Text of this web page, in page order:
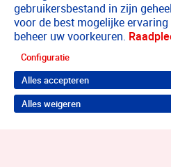
gebruikersbestand in zijn
voor de best mogelijke
beheer uw voorkeuren.
Configuratie
Alles accepteren
Alles weigeren